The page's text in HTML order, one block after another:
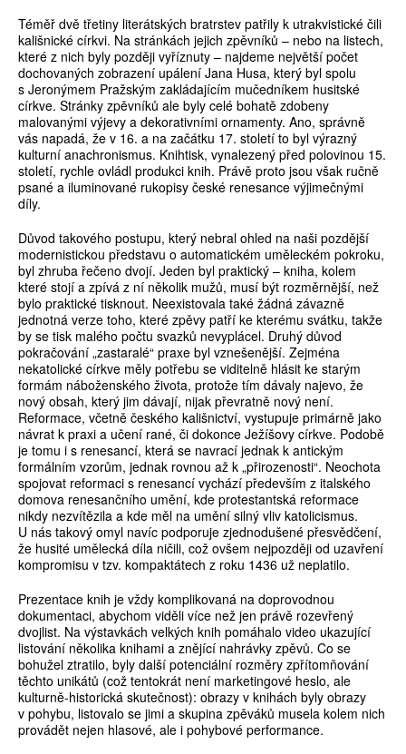
Téměř dvě třetiny literátských bratrstev patřily k utrakvistické čili
kališnické církvi. Na stránkách jejich zpěvníků – nebo na listech,
které z nich byly později vyříznuty – najdeme největší počet
dochovaných zobrazení upálení Jana Husa, který byl spolu
s Jeronýmem Pražským zakládajícím mučedníkem husitské
církve. Stránky zpěvníků ale byly celé bohatě zdobeny
malovanými výjevy a dekorativními ornamenty. Ano, správně
vás napadá, že v 16. a na začátku 17. století to byl výrazný
kulturní anachronismus. Knihtisk, vynalezený před polovinou 15.
století, rychle ovládl produkci knih. Právě proto jsou však ručně
psané a iluminované rukopisy české renesance výjimečnými
díly.
Důvod takového postupu, který nebral ohled na naši pozdější
modernistickou představu o automatickém uměleckém pokroku,
byl zhruba řečeno dvojí. Jeden byl praktický – kniha, kolem
které stojí a zpívá z ní několik mužů, musí být rozměrnější, než
bylo praktické tisknout. Neexistovala také žádná závazně
jednotná verze toho, které zpěvy patří ke kterému svátku, takže
by se tisk malého počtu svazků nevyplácel. Druhý důvod
pokračování „zastaralé“ praxe byl vznešenější. Zejména
nekatolické církve měly potřebu se viditelně hlásit ke starým
formám náboženského života, protože tím dávaly najevo, že
nový obsah, který jim dávají, nijak převratně nový není.
Reformace, včetně českého kališnictví, vystupuje primárně jako
návrat k praxi a učení rané, či dokonce Ježíšovy církve. Podobě
je tomu i s renesancí, která se navrací jednak k antickým
formálním vzorům, jednak rovnou až k „přirozenosti“. Neochota
spojovat reformaci s renesancí vychází především z italského
domova renesančního umění, kde protestantská reformace
nikdy nezvítězila a kde měl na umění silný vliv katolicismus.
U nás takový omyl navíc podporuje zjednodušené přesvědčení,
že husité umělecká díla ničili, což ovšem nejpozději od uzavření
kompromisu v tzv. kompaktátech z roku 1436 už neplatilo.
Prezentace knih je vždy komplikovaná na doprovodnou
dokumentaci, abychom viděli více než jen právě rozevřený
dvojlist. Na výstavkách velkých knih pomáhalo video ukazující
listování několika knihami a znějící nahrávky zpěvů. Co se
bohužel ztratilo, byly další potenciální rozměry zpřítomňování
těchto unikátů (což tentokrát není marketingové heslo, ale
kulturně-historická skutečnost): obrazy v knihách byly obrazy
v pohybu, listovalo se jimi a skupina zpěváků musela kolem nich
provádět nejen hlasové, ale i pohybové performance.